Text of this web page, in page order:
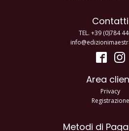
Contatti
TEL. +39 (0)784
Area
Privacy
Registrazione
Metodi di